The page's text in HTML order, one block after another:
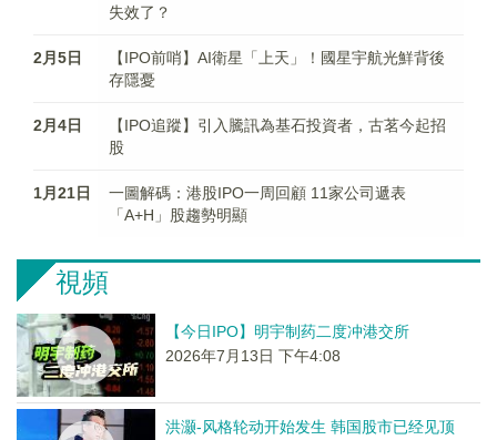
失效了？
2月5日
【IPO前哨】AI衛星「上天」！國星宇航光鮮背後
存隱憂
2月4日
【IPO追蹤】引入騰訊為基石投資者，古茗今起招
股
1月21日
一圖解碼：港股IPO一周回顧 11家公司遞表
「A+H」股趨勢明顯
視頻
【今日IPO】明宇制药二度冲港交所
2026年7月13日 下午4:08
洪灏-风格轮动开始发生 韩国股市已经见顶